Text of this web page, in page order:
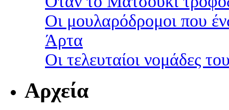
Οι μουλαρόδρομοι που
Άρτα
Οι τελευταίοι νομάδες
Αρχεία